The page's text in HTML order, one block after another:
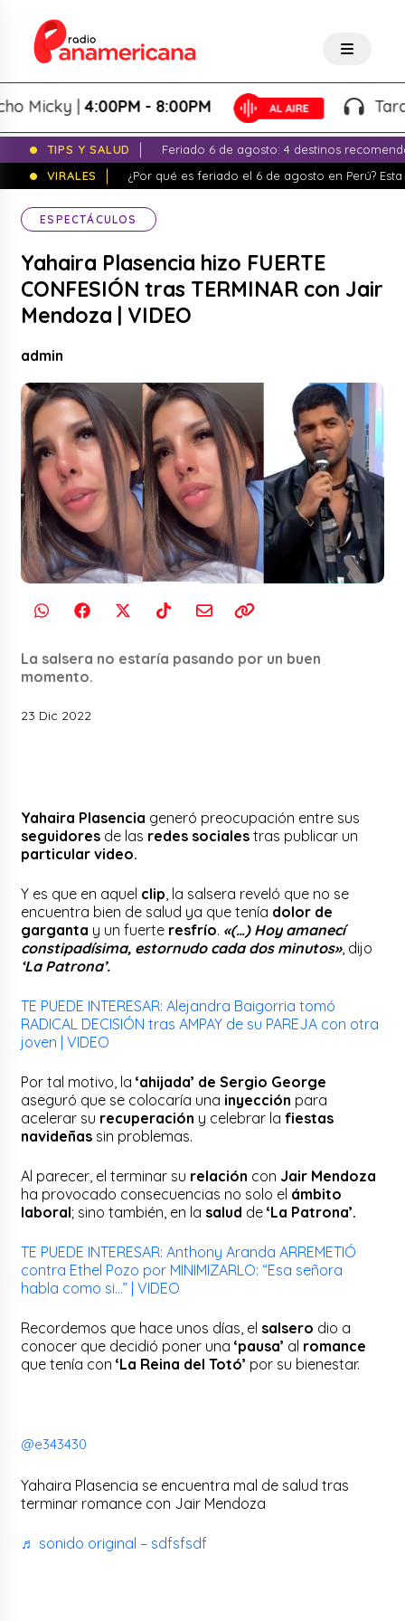
|4:00PM - 8:00PM Tardeo
TIPS Y SALUD
Feriado 6 de agosto: 4 destinos
VIRALES
¿Por qué es feriado el 6 de agosto en Perú?
ESPECTÁCULOS
Yahaira Plasencia hizo FUERTE
CONFESIÓN tras TERMINAR con Jair
Mendoza | VIDEO
admin
La salsera no estaría pasando por un buen
momento.
23 Dic 2022
Yahaira Plasencia generó preocupación entre sus
seguidores de las redes sociales tras publicar un
particular video.
Y es que en aquel clip , la salsera reveló que no se
encuentra bien de salud ya que tenía dolor de
garganta y un fuerte resfrío. «(…) Hoy amanecí
constipadísima, estornudo cada dos minutos», dijo
‘La Patrona’.
TE PUEDE INTERESAR: Alejandra Baigorria tomó
RADICAL DECISIÓN tras AMPAY de su PAREJA con otra
joven | VIDEO
Por tal motivo, la ‘ahijada’ de Sergio George
aseguró que se colocaría una inyección para
acelerar su recuperación y celebrar lafiestas
navideñas sin problemas.
Al parecer, el terminar su relación con Jair Mendoza
ha provocado consecuencias no solo el ámbito
laboral; sino también, en la salud de‘La Patrona’.
TE PUEDE INTERESAR: Anthony Aranda ARREMETIÓ
contra Ethel Pozo por MINIMIZARLO: “Esa señora
habla como si…” | VIDEO
Recordemos que hace unos días, el salsero dio a
conocer que decidió poner una ‘pausa’ al romance
que tenía con ‘La Reina del Totó’ por su bienestar.
@e343430
Yahaira Plasencia se encuentra mal de salud tras
terminar romance con Jair Mendoza
♬ sonido original – sdfsfsdf